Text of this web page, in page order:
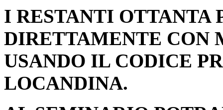
I RESTANTI OTTANTA
DIRETTAMENTE CON
USANDO IL CODICE
LOCANDINA.